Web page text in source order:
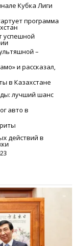
Кубка Лиги
программа
успешной
–
и рассказал,
в Казахстане
лучший шанс
авто в
действий в
,Новость дня